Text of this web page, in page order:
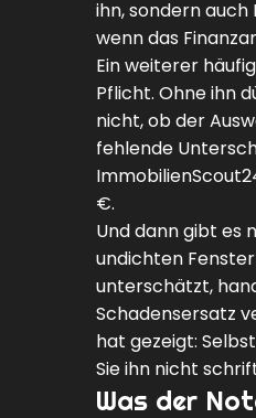
ihn, sondern
wenn das
Ein weiterer
Pflicht. Ohne ihn
nicht, ob der
fehlende
€.
Und dann gibt es
undichten
unterschätzt,
Schadensersatz
hat gezeigt:
Sie ihn nicht
Was der